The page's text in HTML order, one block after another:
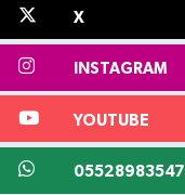
X
INSTAGRAM
YOUTUBE
05528983547